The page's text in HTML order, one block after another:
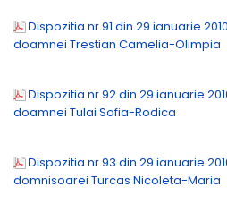
Dispozitia nr.91 din 29 ianuarie
doamnei Trestian Camelia-Olimpia
Dispozitia nr.92 din 29 ianuarie
doamnei Tulai Sofia-Rodica
Dispozitia nr.93 din 29 ianuarie
domnisoarei Turcas Nicoleta-Maria